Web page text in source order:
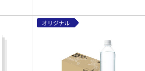
オリジナル